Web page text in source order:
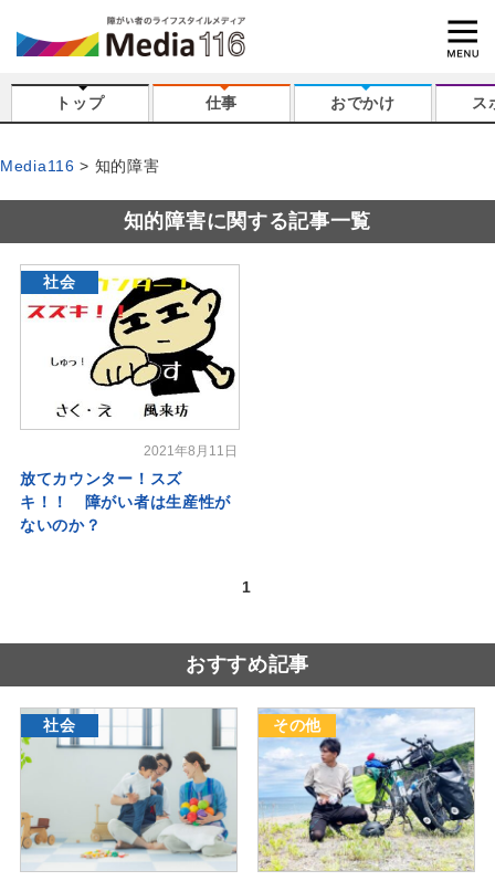
トップ 仕事 おでかけ ス
Media116 知的障害
知的障害に関する記事一覧
社会
2021年8月11日
放てカウンター！スズ
キ！！ 障がい者は生産性が
ないのか？
1
おすすめ記事
社会 その他